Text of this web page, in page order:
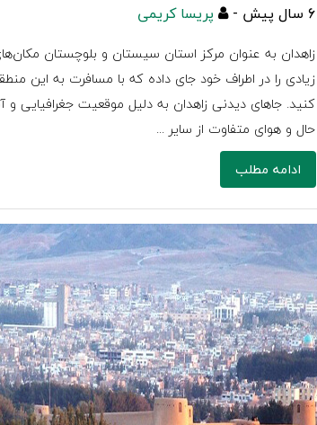
6 سال پیش - پریسا کریمی
زاهدان به عنوان مرکز استان سیستان و بلوچستان
زیادی را در اطراف خود جای داده که با مسافرت به این
کنید. جاهای دیدنی زاهدان به دلیل موقعیت جغرافیایی
حال و هوای متفاوت از سایر ...
ادامه مطلب